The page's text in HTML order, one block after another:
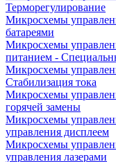
Терморегулирование
Микросхемы
батареями
Микросхемы
питанием -
Микросхемы
Стабилизация тока
Микросхемы
горячей замены
Микросхемы
управления дисплеем
Микросхемы
управления лазерами